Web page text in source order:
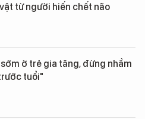
từ người hiến chết não
ở trẻ gia tăng, đừng nhầm
tuổi"